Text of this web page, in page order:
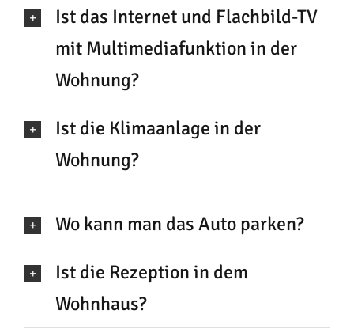
Ist das Internet und Flachbild-TV
mit Multimediafunktion in der
Wohnung?
Ist die Klimaanlage in der
Wohnung?
Wo kann man das Auto parken?
Ist die Rezeption in dem
Wohnhaus?